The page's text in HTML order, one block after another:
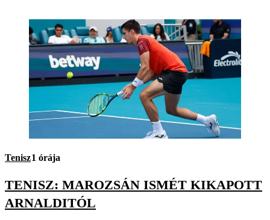
Tenisz1 órája
TENISZ: MAROZSÁN ISMÉT KIKAPOTT
ARNALDITÓL